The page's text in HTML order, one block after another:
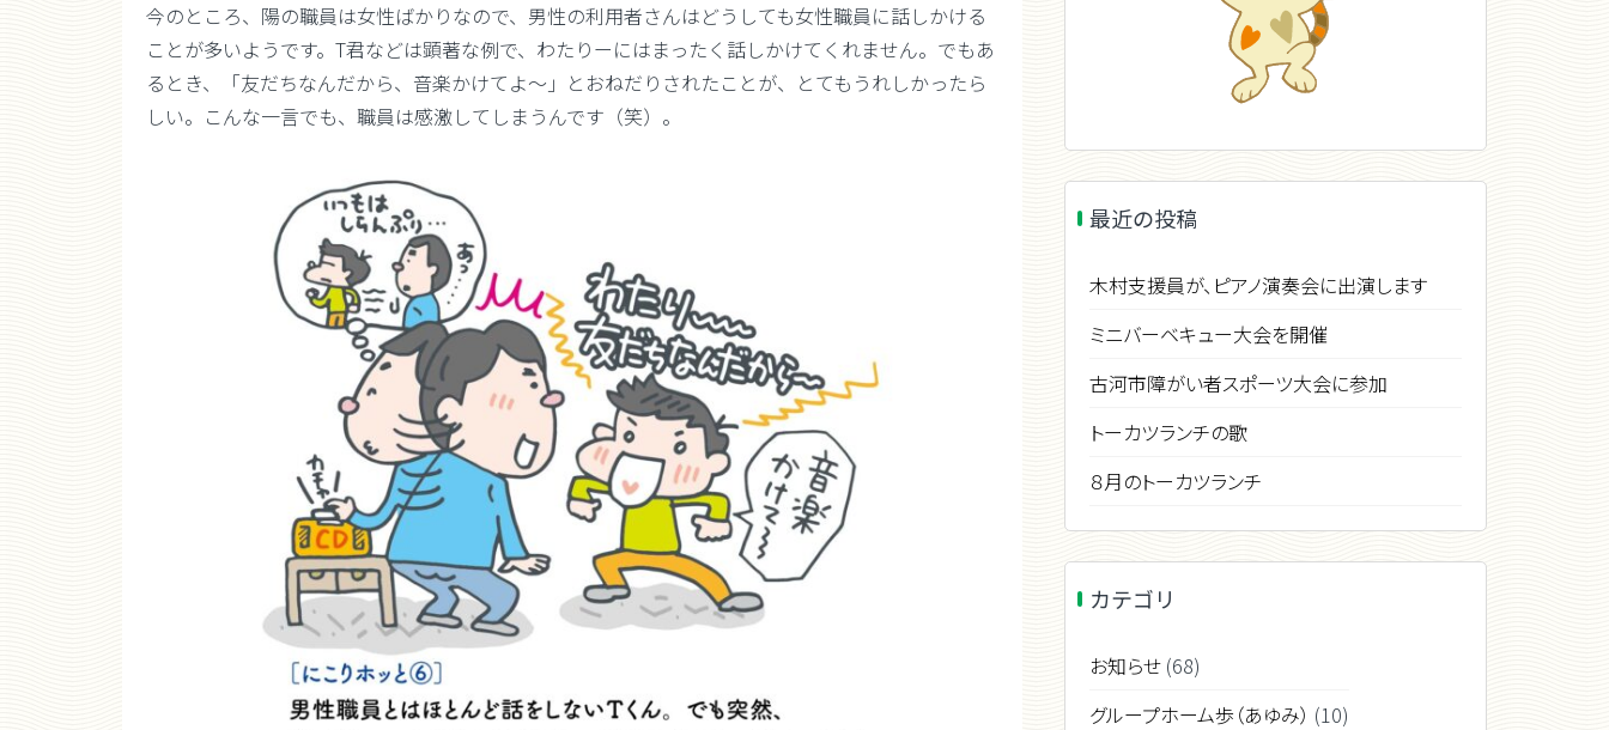
今のところ、陽の職員は女性ばかりなので、男性の利用者さんはどうしても女性職員に話しかける
ことが多いようです。T君などは顕著な例で、わたりーにはまったく話しかけてくれません。でもあ
るとき、「友だちなんだから、音楽かけてよ〜」とおねだりされたことが、とてもうれしかったら
しい。こんな一言でも、職員は感激してしまうんです（笑）。
最近の投稿
木村支援員が、ピアノ演奏会に出演します
ミニバーベキュー大会を開催
古河市障がい者スポーツ大会に参加
トーカツランチの歌
８月のトーカツランチ
カテゴリ
お知らせ(68)
グループホーム歩（あゆみ） (10)